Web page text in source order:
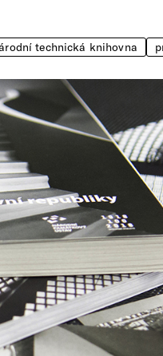
technická knihovna